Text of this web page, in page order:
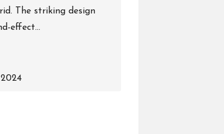
The striking design
effect…